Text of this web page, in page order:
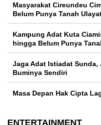
Masyarakat Cireundeu
Belum Punya Tanah
Kampung Adat Kuta
hingga Belum Punya
Jaga Adat Istiadat Sunda,
Buminya Sendiri
Masa Depan Hak Cipta
ENTERTAINMENT